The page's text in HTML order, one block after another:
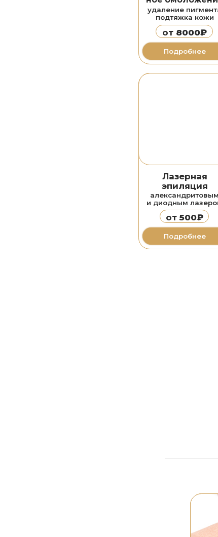
Подробнее
500₽
александритовым
и диодным лазером
Лазерная
эпиляция